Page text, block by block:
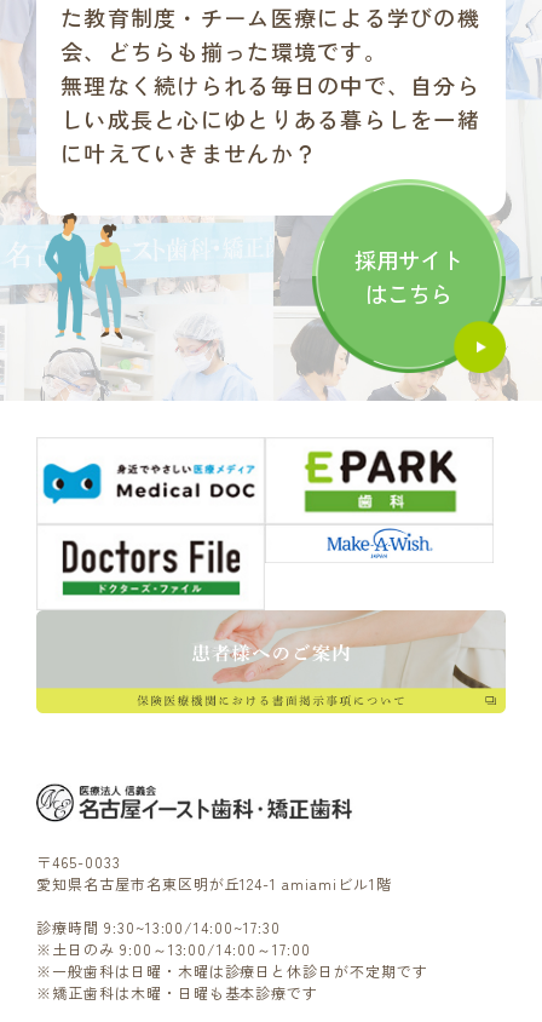
た教育制度・チーム医療による学びの機
会、どちらも揃った環境です。
無理なく続けられる毎日の中で、自分ら
しい成長と心にゆとりある暮らしを一緒
に叶えていきませんか？
採用サイト
はこちら
〒465-0033
愛知県名古屋市名東区明が丘124-1 amiamiビル1階
診療時間 9:30~13:00/14:00~17:30
※土日のみ 9:00～13:00/14:00～17:00
※一般歯科は日曜・木曜は診療日と休診日が不定期です
※矯正歯科は木曜・日曜も基本診療です